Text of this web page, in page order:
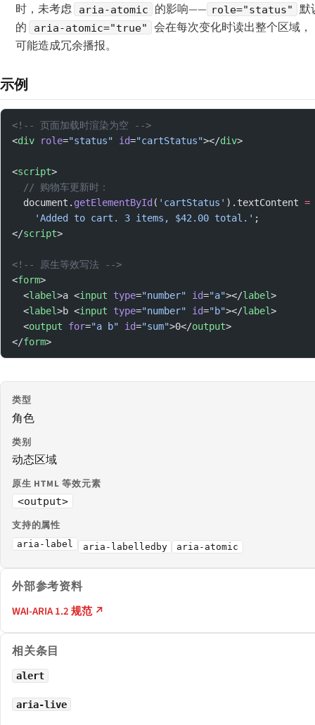
时，未考虑
aria-atomic 的影响—— role="status"
默
的
aria-atomic="true"
会在每次变化时读出整个区域，
可能造成冗余播报。
示例
<!-- 页面加载时渲染为空 -->
<div role="status" id="cartStatus"></div>
<script>
  // 购物车更新时：
  document.
getElementById ( 'cartStatus' ).textContent =
    'Added to cart. 3 items, $42.00 total.'
;
</script>
<!-- 原生等效写法 -->
<form>
  <
label>a <input type="number" id="a"></label>
  <
label>b <input type="number" id="b"></label>
  <
output for="a b" id="sum">0</output>
</form>
类型
角色
类别
动态区域
原生 HTML 等效元素
<output>
支持的属性
aria-label aria-labelledby aria-atomic
外部参考资料
WAI-ARIA 1.2 规范 ↗
相关条目
alert
aria-live